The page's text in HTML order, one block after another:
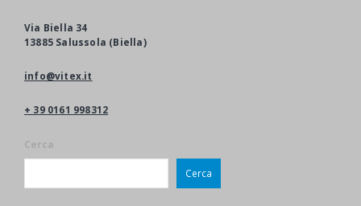
Via Biella 34
13885 Salussola (Biella)
info@vitex.it
+ 39 0161 998312
Cerca
Cerca